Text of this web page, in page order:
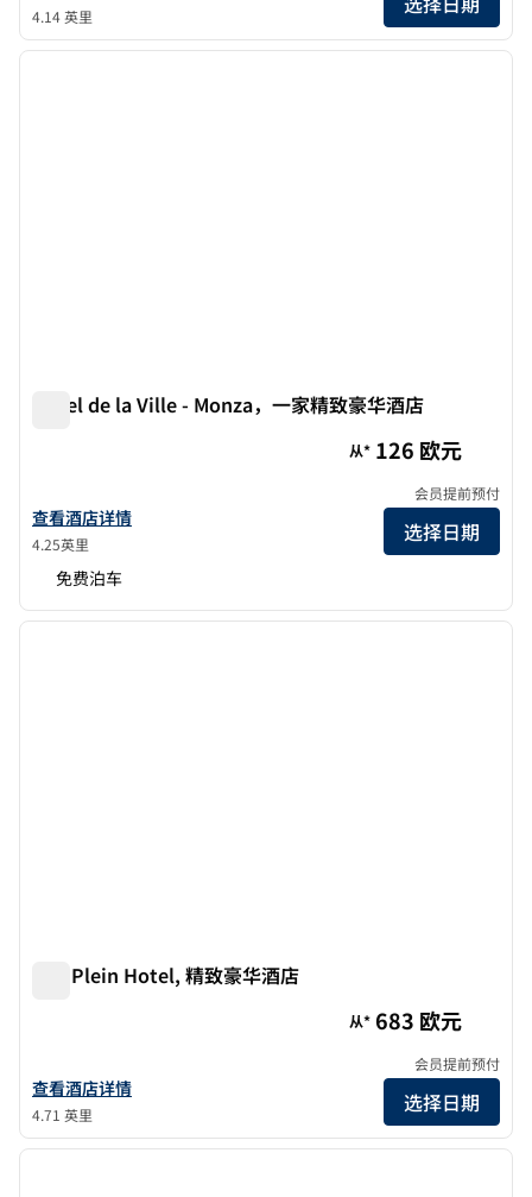
4.14 英里
1/13
1/13
下一
Hotel de la Ville - Monza，一家精致豪华酒店
查看Hotel de la Ville - Monza, 精致豪华酒店的详细信息
查看酒店详情
4.25英里
从* 126 欧元
会员提前预付
选择日期
免费泊车
1/10
1/10
下一
The Plein Hotel, 精致豪华酒店
查看The Plein Hotel, 精致豪华酒店的详细信息
查看酒店详情
4.71 英里
从* 683 欧元
会员提前预付
选择日期
1/7
1/7
下一